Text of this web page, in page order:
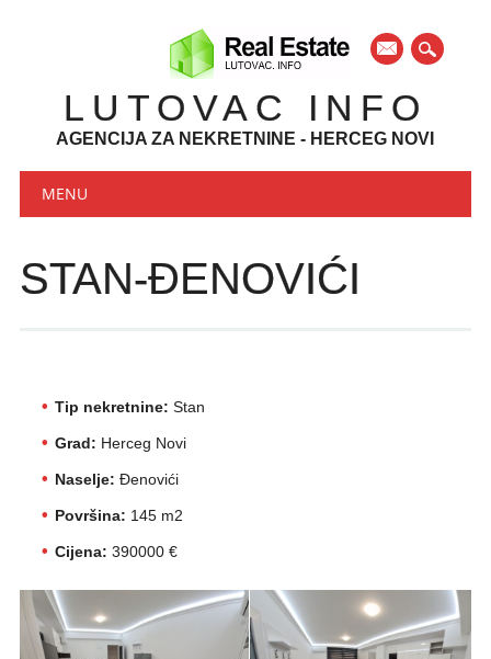
mail
LUTOVAC INFO
AGENCIJA ZA NEKRETNINE - HERCEG NOVI
Main menu
MENU
STAN-ĐENOVIĆI
Tip nekretnine: Stan
Grad: Herceg Novi
Naselje: Đenovići
Površina: 145 m2
Cijena: 390000 €